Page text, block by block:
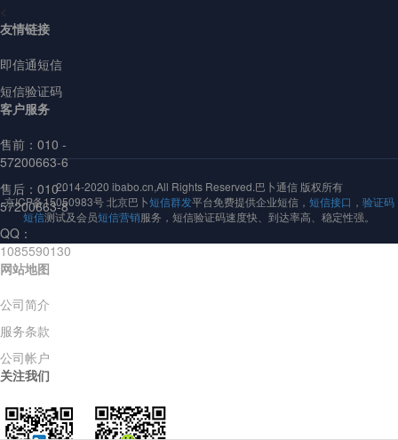
<
友情链接
即信通短信
短信验证码
客户服务
售前： 010 -
57200663-6
售后：010 -
57200663-8
QQ：
1085590130
网站地图
公司简介
服务条款
公司帐户
关注我们
2014-2020 ibabo.cn,All Rights Reserved.巴卜通信 版权所有
京ICP备15050983号 北京巴卜短信群发平台免费提供企业短信， 短信接口 ， 验证码
短信测试及会员短信营销服务，短信验证码速度快、到达率高、稳定性强。